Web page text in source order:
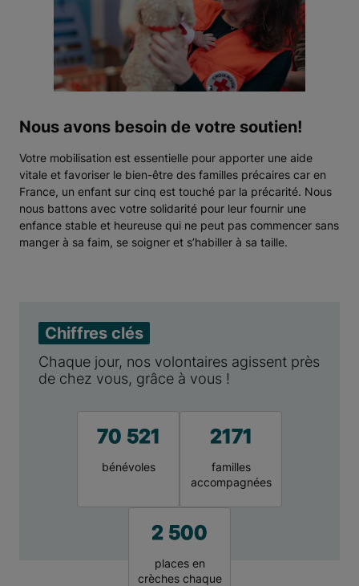
Nous avons besoin de votre soutien!
Votre mobilisation est essentielle pour apporter une aide
vitale et favoriser le bien-être des familles précaires car en
France, un enfant sur cinq est touché par la précarité. Nous
nous battons avec votre solidarité pour leur fournir une
enfance stable et heureuse qui ne peut pas commencer sans
manger à sa faim, se soigner et s’habiller à sa taille.
Chiffres clés
Chaque jour, nos volontaires agissent près
de chez vous, grâce à vous !
70 521
bénévoles
2171
familles
accompagnées
2 500
places en
crèches chaque